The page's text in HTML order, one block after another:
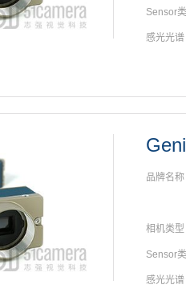
Sensor类
感光光谱
品牌名称
相机类型
Sensor类
感光光谱